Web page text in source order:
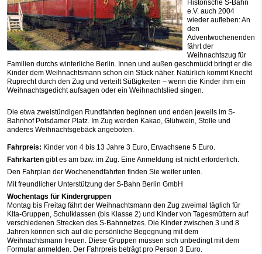
Historische S-Bahn
e.V. auch 2004
wieder aufleben: An
den
Adventwochenenden
fährt der
Weihnachtszug für
Familien durchs winterliche Berlin. Innen und außen geschmückt bringt er die
Kinder dem Weihnachtsmann schon ein Stück näher. Natürlich kommt Knecht
Ruprecht durch den Zug und verteilt Süßigkeiten – wenn die Kinder ihm ein
Weihnachtsgedicht aufsagen oder ein Weihnachtslied singen.
Die etwa zweistündigen Rundfahrten beginnen und enden jeweils im S-
Bahnhof Potsdamer Platz. Im Zug werden Kakao, Glühwein, Stolle und
anderes Weihnachtsgebäck angeboten.
Fahrpreis: Kinder von 4 bis 13 Jahre 3 Euro, Erwachsene 5 Euro.
Fahrkarten gibt es am bzw. im Zug. Eine Anmeldung ist nicht erforderlich.
Den Fahrplan der Wochenendfahrten finden Sie weiter unten.
Mit freundlicher Unterstützung der S-Bahn Berlin GmbH
Wochentags für Kindergruppen
Montag bis Freitag fährt der Weihnachtsmann den Zug zweimal täglich für
Kita-Gruppen, Schulklassen (bis Klasse 2) und Kinder von Tagesmüttern auf
verschiedenen Strecken des S-Bahnnetzes. Die Kinder zwischen 3 und 8
Jahren können sich auf die persönliche Begegnung mit dem
Weihnachtsmann freuen. Diese Gruppen müssen sich unbedingt mit dem
Formular anmelden. Der Fahrpreis beträgt pro Person 3 Euro.